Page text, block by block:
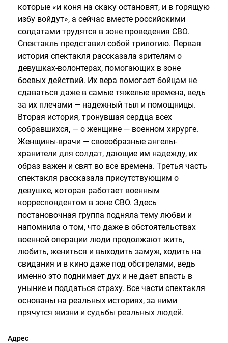
которые «и коня на скаку остановят, и в горящую
избу войдут», а сейчас вместе российскими
солдатами трудятся в зоне проведения СВО.
Спектакль представил собой трилогию. Первая
история спектакля рассказала зрителям о
девушках-волонтерах, помогающих в зоне
боевых действий. Их вера помогает бойцам не
сдаваться даже в самые тяжелые времена, ведь
за их плечами — надежный тыл и помощницы.
Вторая история, тронувшая сердца всех
собравшихся, — о женщине — военном хирурге.
Женщины-врачи — своеобразные ангелы-
хранители для солдат, дающие им надежду, их
образ важен и свят во все времена. Третья часть
спектакля рассказала присутствующим о
девушке, которая работает военным
корреспондентом в зоне СВО. Здесь
постановочная группа подняла тему любви и
напомнила о том, что даже в обстоятельствах
военной операции люди продолжают жить,
любить, жениться и выходить замуж, ходить на
свидания и в кино даже под обстрелами, ведь
именно это поднимает дух и не дает впасть в
уныние и поддаться страху. Все части спектакля
основаны на реальных историях, за ними
прячутся жизни и судьбы реальных людей.
Адрес